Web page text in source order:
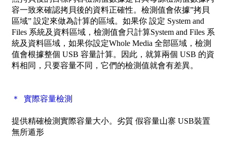
容一致來確認拷貝後的資料正確性。檢測值會依據”拷貝
區域” 設定來做為計算的區域。如果你 設定 System and
Files 系統及資料區域，檢測值會只計算System and Files 系
統及資料區域，如果你設定Whole Media 全部區域，檢測
值會根據整個 USB 容量計算。因此，就算兩個 USB 的資
料相同，只要容量不同，它們的檢測值就會有差異。
＊ 實際容量檢測
提供精確檢測實際容量大小。劣質 假容量山寨 USB裝置
無所遁形